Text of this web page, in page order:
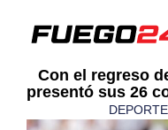
​Con el regreso
presentó sus 26